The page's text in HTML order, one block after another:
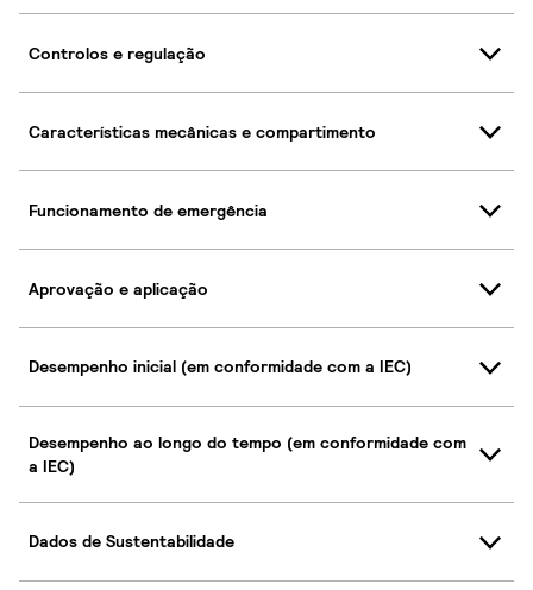
Controlos e regulação
Características mecânicas e compartimento
Funcionamento de emergência
Aprovação e aplicação
Desempenho inicial (em conformidade com a IEC)
Desempenho ao longo do tempo (em conformidade com
a IEC)
Dados de Sustentabilidade